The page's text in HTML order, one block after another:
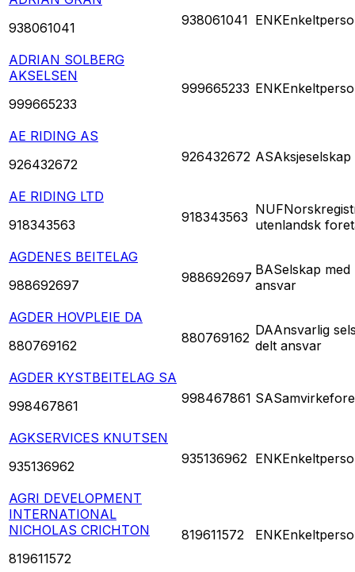
938061041
938061041 ENK
ADRIAN SOLBERG
AKSELSEN
999665233
999665233 ENK
AE RIDING AS
926432672
926432672 ASAksjeselskap
AE RIDING LTD
918343563
918343563 NUF
utenlandsk
AGDENES BEITELAG
988692697
988692697 BASelskap
ansvar
AGDER HOVPLEIE DA
880769162
880769162 DAAnsvarlig
delt ansvar
AGDER KYSTBEITELAG SA
998467861
998467861 SA
AGKSERVICES KNUTSEN
935136962
935136962 ENK
AGRI DEVELOPMENT
INTERNATIONAL
NICHOLAS CRICHTON
819611572
819611572 ENK